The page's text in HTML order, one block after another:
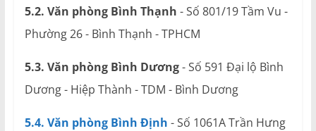
5.2. Văn phòng Bình Thạnh - Số 801/19 Tầm Vu -
Phường 26 - Bình Thạnh - TPHCM
5.3. Văn phòng Bình Dương- Số 591 Đại lộ Bình
Dương - Hiệp Thành - TDM - Bình Dương
5.4. Văn phòng Bình Định - Số 1061A Trần Hưng